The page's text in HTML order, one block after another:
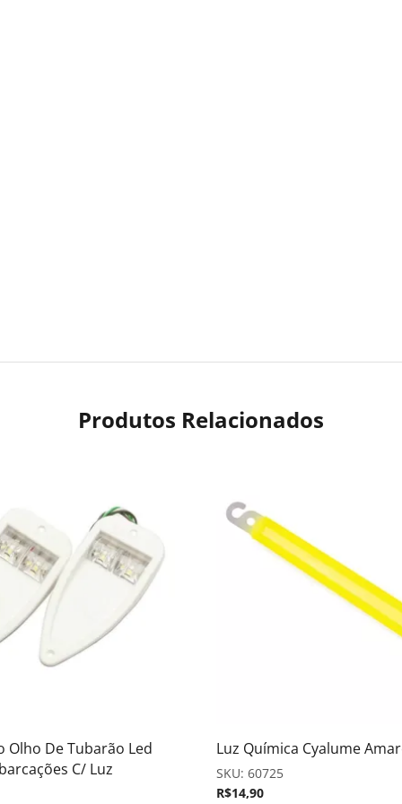
Produtos Relacionados
Olho De Tubarão Led
C/ Luz
Luz Química Cyalume
SKU: 60725
R$14,90